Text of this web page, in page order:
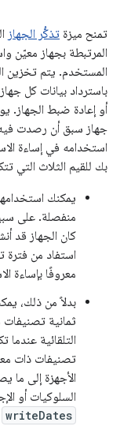
تمنح ميزة تذكُّر الجهاز
المرتبطة بجهاز معيّن
باسترداد بيانات كل
أو إعادة ضبط الجهاز.
جهاز سبق أن رصدت فيه
استخدامه في إساءة
بك للقيم الثلاث التي
يمكنك
منفصلة. على
كان الجهاز قد
استفاد من فترة
معروفًا بإساءة
بدلاً من ذلك،
ثمانية
التلقائية
تصنيفات ذات
الأجهزة إلى ما
السلوكيات أو
writeDates